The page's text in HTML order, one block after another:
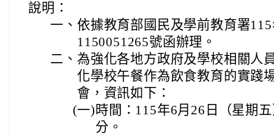
說明：
一、 依據教育部國民及學前教育署
1150051265號函辦理。
二、 為強化各地方政府及學校相關人
化學校午餐作為飲食教育的實踐
會，資訊如下：
(一) 時間：115年6月26日（星期
分。